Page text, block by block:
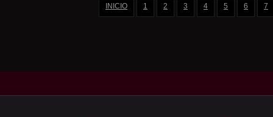
INICIO 1 2 3 4 5 6 7